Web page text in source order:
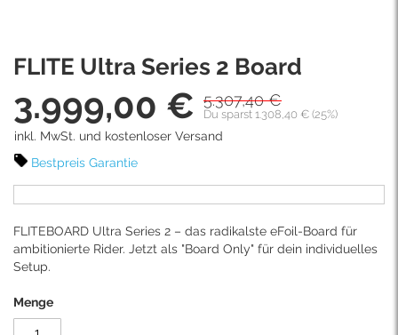
FLITE Ultra Series 2 Board
5.307,40 €
Du sparst 1.308,40 € (25%)
Sonderpreis
3.999,00 €
inkl. MwSt. und kostenloser Versand
Bestpreis Garantie
FLITEBOARD Ultra Series 2 – das radikalste eFoil-Board für
ambitionierte Rider. Jetzt als "Board Only" für dein individuelles
Setup.
Menge
to
beginning
of
the
images